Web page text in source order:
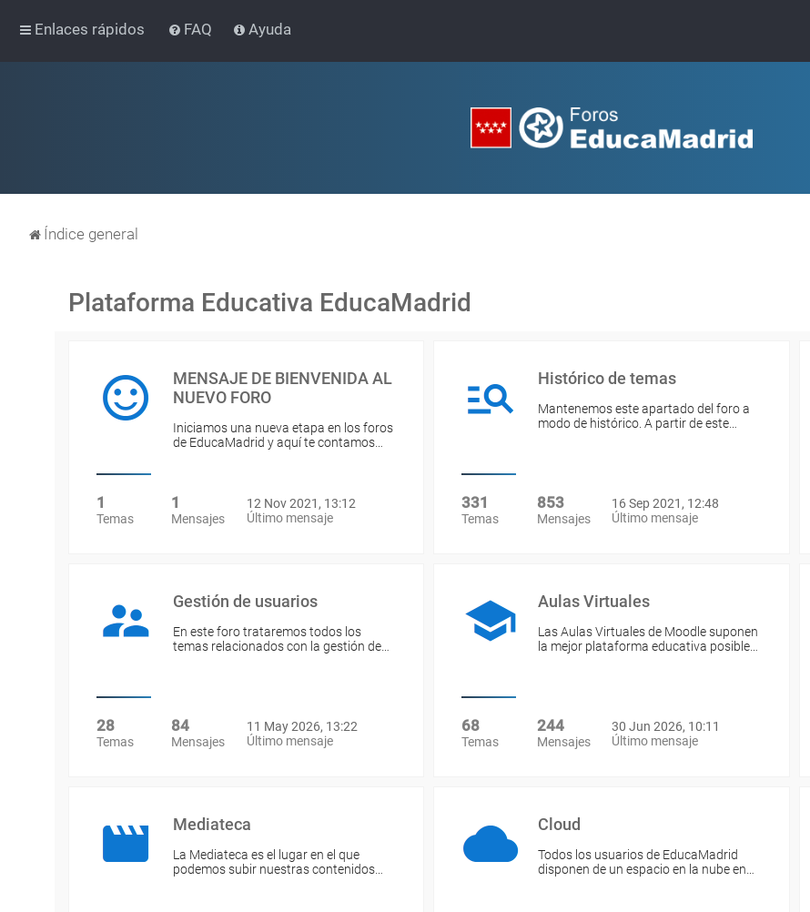
Enlaces rápidos FAQ Ayuda
Índice general
Plataforma Educativa EducaMadrid
MENSAJE DE BIENVENIDA AL
NUEVO FORO
Iniciamos una nueva etapa en los foros
de EducaMadrid y aquí te contamos…
1
Temas
1
Mensajes
12 Nov 2021, 13:12
Último mensaje
Histórico de temas
Mantenemos este apartado del foro a
modo de histórico. A partir de este…
331
Temas
853
Mensajes
16 Sep 2021, 12:48
Último mensaje
Gestión de usuarios
En este foro trataremos todos los
temas relacionados con la gestión de…
28
Temas
84
Mensajes
11 May 2026, 13:22
Último mensaje
Aulas Virtuales
Las Aulas Virtuales de Moodle suponen
la mejor plataforma educativa posible…
68
Temas
244
Mensajes
30 Jun 2026, 10:11
Último mensaje
Mediateca
La Mediateca es el lugar en el que
podemos subir nuestras contenidos…
Cloud
Todos los usuarios de EducaMadrid
disponen de un espacio en la nube en…